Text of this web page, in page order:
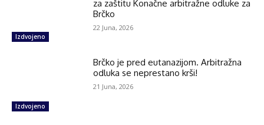
Izdvojeno
za zaštitu Konačne arbitražne odluke za
Brčko
22 Juna, 2026
Izdvojeno
Brčko je pred eutanazijom. Arbitražna
odluka se neprestano krši!
21 Juna, 2026